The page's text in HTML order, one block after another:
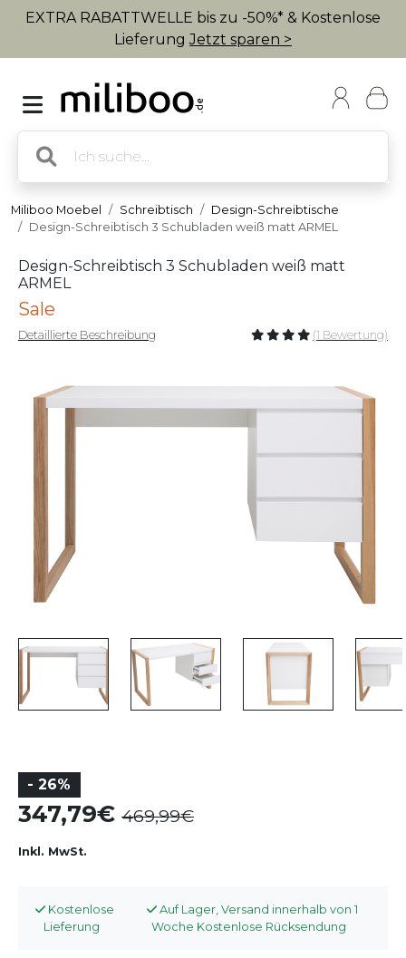
EXTRA RABATTWELLE bis zu -50%* & Kostenlose
LieferungJetzt sparen >
Miliboo Moebel Schreibtisch
Design-Schreibtische
Design-Schreibtisch 3 Schubladen weiß matt ARMEL
Design-Schreibtisch 3 Schubladen weiß matt
ARMEL
Sale
Detaillierte Beschreibung (1 Bewertung)
- 26%
347,79 469,99
Inkl. MwSt.
Kostenlose
Lieferung
Auf Lager, Versand innerhalb von 1
Woche Kostenlose Rücksendung